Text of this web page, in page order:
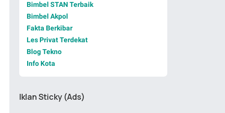
Bimbel STAN Terbaik
Bimbel Akpol
Fakta Berkibar
Les Privat Terdekat
Blog Tekno
Info Kota
Iklan Sticky (Ads)